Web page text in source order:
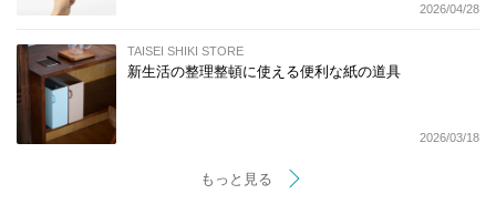
2026/04/28
TAISEI SHIKI STORE
新生活の整理整頓に使える便利な紙の道具
2026/03/18
もっと見る